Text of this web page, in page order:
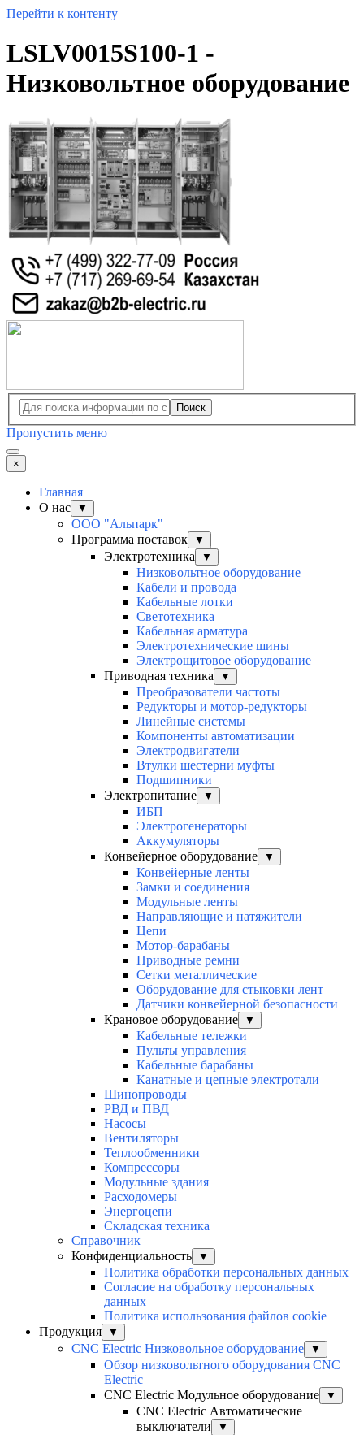
Перейти к контенту
LSLV0015S100-1 -
Низковольтное оборудование
Поиск
Пропустить меню
×
Главная
О нас
▼
ООО "Альпарк"
Программа поставок
▼
Электротехника ▼
Низковольтное оборудование
Кабели и провода
Кабельные лотки
Светотехника
Кабельная арматура
Электротехнические шины
Электрощитовое оборудование
Приводная техника
▼
Преобразователи частоты
Редукторы и мотор-редукторы
Линейные системы
Компоненты автоматизации
Электродвигатели
Втулки шестерни муфты
Подшипники
Электропитание
▼
ИБП
Электрогенераторы
Аккумуляторы
Конвейерное оборудование
▼
Конвейерные ленты
Замки и соединения
Модульные ленты
Направляющие и натяжители
Цепи
Мотор-барабаны
Приводные ремни
Сетки металлические
Оборудование для стыковки лент
Датчики конвейерной безопасности
Крановое оборудование
▼
Кабельные тележки
Пульты управления
Кабельные барабаны
Канатные и цепные электротали
Шинопроводы
РВД и ПВД
Насосы
Вентиляторы
Теплообменники
Компрессоры
Модульные здания
Расходомеры
Энергоцепи
Складская техника
Справочник
Конфиденциальность
▼
Политика обработки персональных данных
Согласие на обработку персональных
данных
Политика использования файлов cookie
Продукция
▼
CNC Electric Низковольное оборудование ▼
Обзор низковольтного оборудования CNC
Electric
CNC Electric Модульное оборудование
▼
CNC Electric Автоматические
выключатели
▼